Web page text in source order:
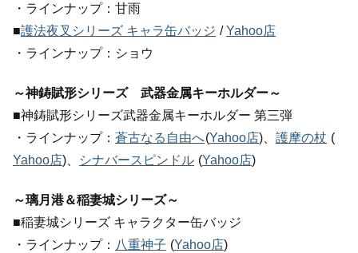
・ラインナップ：甘雨
■護法夜叉シリーズ キャラ缶バッジ /Yahoo店
・ラインナップ：ショウ
～神鋳賦形シリーズ 武器金属キーホルダー～
■神鋳賦形シリーズ武器金属キーホルダー 第三弾
・ラインナップ： 蒼古なる自由へ(Yahoo店)、 護摩の杖 (
Yahoo店)、 シナバースピンドル (Yahoo店)
～璃月港＆稲妻城シリーズ～
■稲妻城シリーズ キャラクター缶バッジ
・ラインナップ： 八重神子 (Yahoo店)